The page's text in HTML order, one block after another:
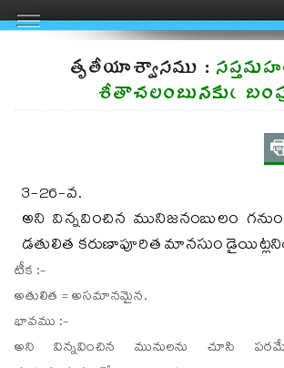
తృతీయాశ్వాసము :
శీతాచలంబునకుఁ
3-26-వ.
అని విన్నవించిన మునిజనంబులం
డతులిత కరుణాపూరిత మానసుం
టీక :-
అతులిత = అసమానమైన.
భావము :-
అని విన్నవించిన మునులను చూసి